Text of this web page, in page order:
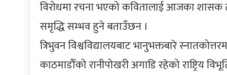
विरोधमा रचना भएको कवितालाई आजका शासक
समृद्धि सम्भव हुने बताउँछन ।
त्रिभुवन विश्वविद्यालयबाट भानुभक्तबारे
काठमाडौँको रानीपोखरी अगाडि रहेको राष्ट्रिय